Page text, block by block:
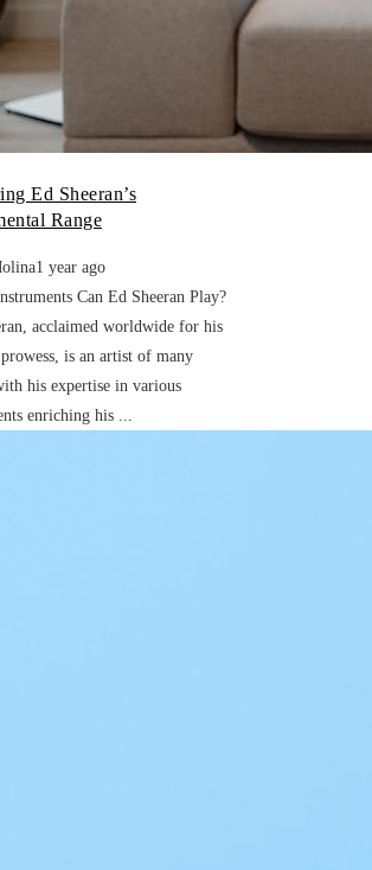
Ed Sheeran’s
Range
1 year ago
Can Ed Sheeran Play?
acclaimed worldwide for his
is an artist of many
his expertise in various
enriching his ...